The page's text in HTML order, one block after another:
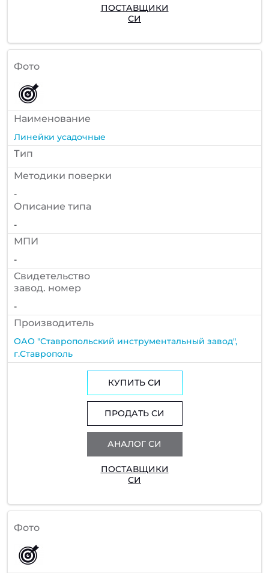
ПОСТАВЩИКИ
СИ
Фото
Наименование
Линейки усадочные
Тип
Методики поверки
-
Описание типа
-
МПИ
-
Cвидетельство
завод. номер
-
Производитель
ОАО "Ставропольский инструментальный завод",
г.Ставрополь
КУПИТЬ СИ
ПРОДАТЬ СИ
АНАЛОГ СИ
ПОСТАВЩИКИ
СИ
Фото